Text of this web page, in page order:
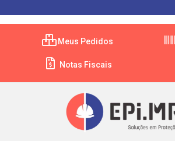
Meus Pedidos
Notas Fiscais